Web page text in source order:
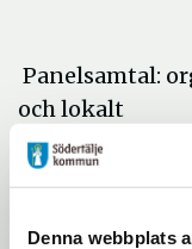
Denna webbplats
Panelsamtal:
och lokalt
Klockan 17:30-
caféet
Deltagare: